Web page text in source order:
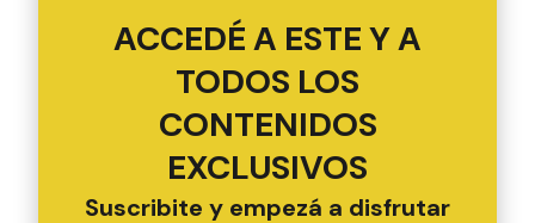
ACCEDÉ A ESTE Y A
TODOS LOS
CONTENIDOS
EXCLUSIVOS
Suscribite y empezá a disfrutar